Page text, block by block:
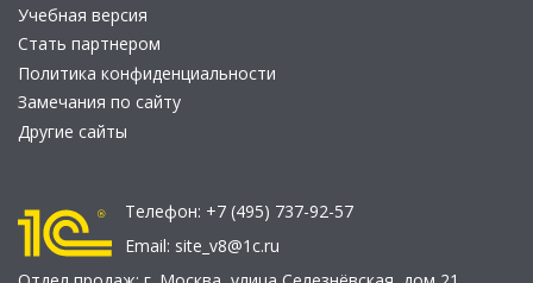
Учебная версия
Стать партнером
Политика конфиденциальности
Замечания по сайту
Другие сайты
Телефон: +7 (495) 737-92-57
Email: site_v8@1c.ru